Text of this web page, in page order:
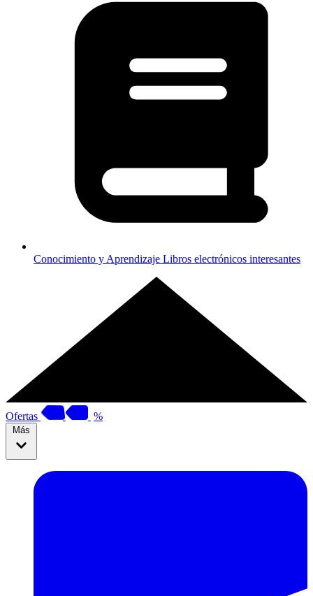
Conocimiento y Aprendizaje Libros electrónicos interesantes
Ofertas %
Más